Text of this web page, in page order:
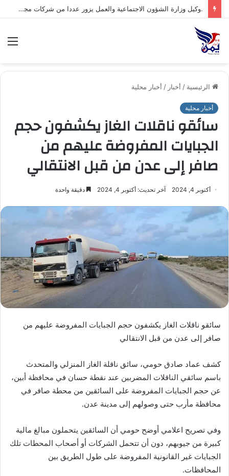
.السلطة المحلية بمحافظة شبوة تبارك العملية العسكرية النوعية للقوات المسلحة اليمنية ضد تحشيدات العدو السعودي
الرئيسية / أخبار / أخبار محلية
أخبار محلية
سائقو ناقلات الغاز يكشفون حجم
الجبايات المفروضة عليهم من
صافر إلى عدن من قبل الانتقالي
أكتوبر 4, 2024 آخر تحديث: أكتوبر 4, 2024 دقيقة واحدة
سائقو ناقلات الغاز يكشفون حجم الجبايات المفروضة عليهم من
صافر إلى عدن من قبل الانتقالي
كشف عماد صادق حومي، سائق ناقلة الغاز المنزلي والمتحدث
باسم سائقي الناقلات المضربين عند نقطة حسان في محافظة أبين،
عن حجم الجبايات المفروضة على السائقين من محطة صافر في
محافظة مأرب حتى وصولهم إلى مدينة عدن.
وفي تصريح اعلامي أوضح حومي أن السائقين يتحملون مبالغ مالية
كبيرة من جيوبهم، دون أن تتحمل الشركات أو أصحاب المحطات تلك
الجبايات غير القانونية المفروضة على طول الطريق بين
المحافظات.